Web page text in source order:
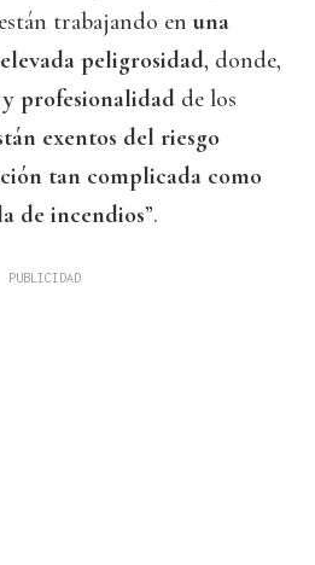
están trabajando en una
peligrosidad, donde,
profesionalidad de los
exentos del riesgo
tan complicada como
de incendios”.